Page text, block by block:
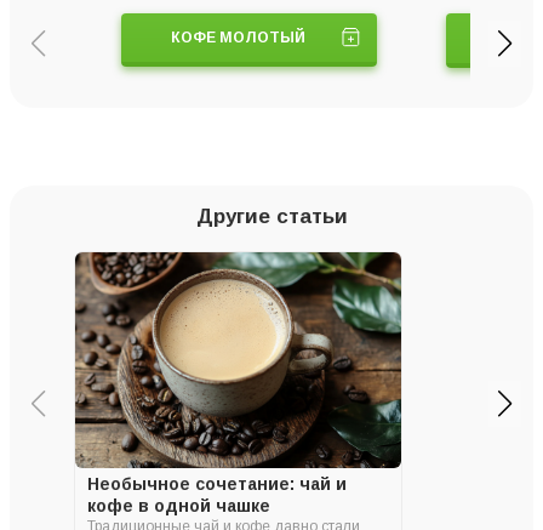
КОФЕ МОЛОТЫЙ
Другие статьи
Необычное сочетание: чай и
кофе в одной чашке
Традиционные чай и кофе давно стали